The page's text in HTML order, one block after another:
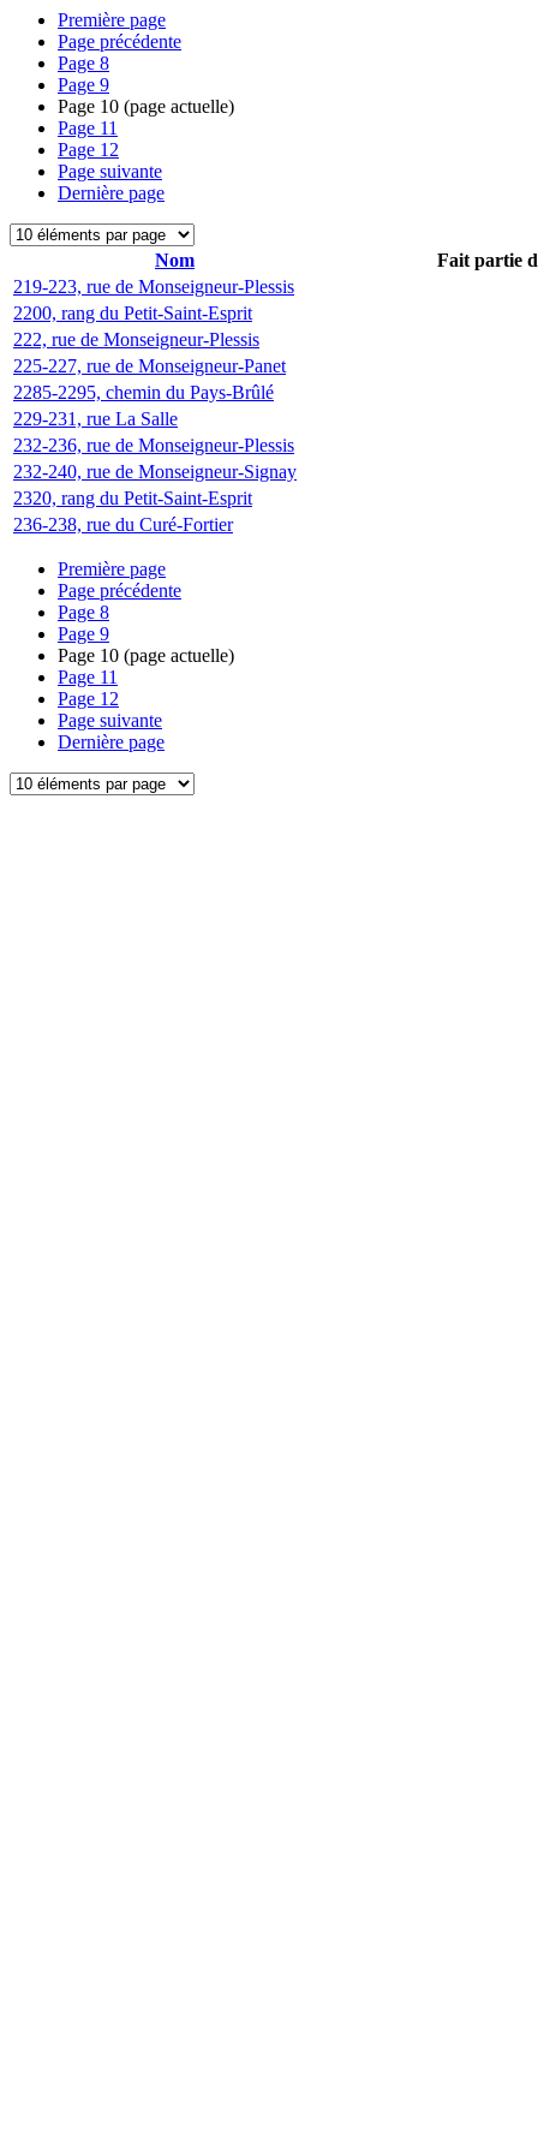
Première page
Page précédente
Page 8
Page 9
Page 10 (page actuelle)
Page 11
Page 12
Page suivante
Dernière page
Nom
Fait partie
219-223, rue de Monseigneur-Plessis
2200, rang du Petit-Saint-Esprit
222, rue de Monseigneur-Plessis
225-227, rue de Monseigneur-Panet
2285-2295, chemin du Pays-Brûlé
229-231, rue La Salle
232-236, rue de Monseigneur-Plessis
232-240, rue de Monseigneur-Signay
2320, rang du Petit-Saint-Esprit
236-238, rue du Curé-Fortier
Première page
Page précédente
Page 8
Page 9
Page 10 (page actuelle)
Page 11
Page 12
Page suivante
Dernière page